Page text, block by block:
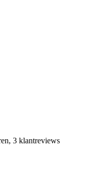
3 klantreviews